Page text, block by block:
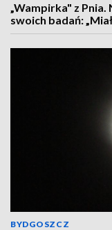
„Wampirka" z
swoich badań:
BYDGOSZCZ